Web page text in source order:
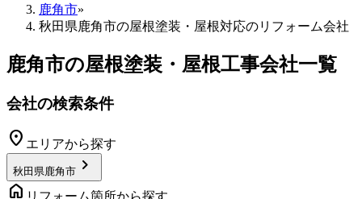
鹿角市»
秋田県鹿角市の屋根塗装・屋根対応のリフォーム会社
鹿角市の屋根塗装・屋根工事会社一覧
会社の検索条件
location_on エリアから探す
秋田県鹿角市 chevron_right
home